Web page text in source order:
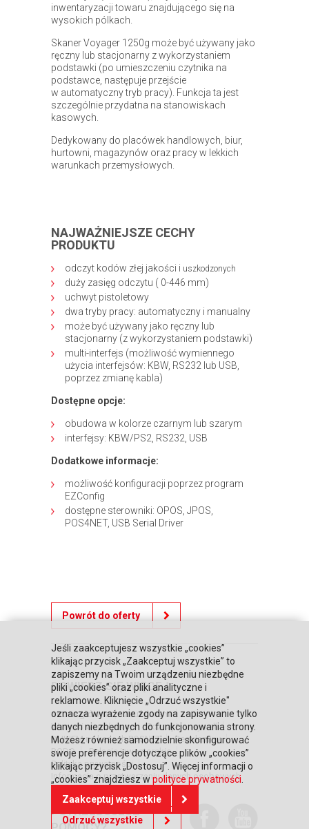
inwentaryzacji towaru znajdującego się na
wysokich pólkach.
Skaner Voyager 1250g może być używany jako
ręczny lub stacjonarny z wykorzystaniem
podstawki (po umieszczeniu czytnika na
podstawce, następuje przejście
w automatyczny tryb pracy). Funkcja ta jest
szczególnie przydatna na stanowiskach
kasowych.
Dedykowany do placówek handlowych, biur,
hurtowni, magazynów oraz pracy w lekkich
warunkach przemysłowych.
NAJWAŻNIEJSZE CECHY
PRODUKTU
odczyt kodów złej jakości i uszkodzonych
duży zasięg odczytu ( 0-446 mm)
uchwyt pistoletowy
dwa tryby pracy: automatyczny i manualny
może być używany jako ręczny lub
stacjonarny (z wykorzystaniem podstawki)
multi-interfejs (możliwość wymiennego
użycia interfejsów: KBW, RS232 lub USB,
poprzez zmianę kabla)
Dostępne opcje:
obudowa w kolorze czarnym lub szarym
interfejsy: KBW/PS2, RS232, USB
Dodatkowe informacje:
możliwość konfiguracji poprzez program
EZConfig
dostępne sterowniki: OPOS, JPOS,
POS4NET, USB Serial Driver
Powrót do oferty
DOWIEDZ SIĘ WIĘCEJ
Strona główna
Zaufali nam
Warunki współpracy
Poznaj Honeywell
BLIKIEM na kasach POSNET
Regulaminy
RODO
Relacje inwestorskie
Polityka prywatności
Informacja o przetwarzaniu danych osobowych
POTRZEBUJESZ
Jeśli zaakceptujesz wszystkie „cookies”
klikając przycisk „Zaakceptuj wszystkie” to
zapiszemy na Twoim urządzeniu niezbędne
pliki „cookies” oraz pliki analityczne i
reklamowe. Kliknięcie „Odrzuć wszystkie"
oznacza wyrażenie zgody na zapisywanie tylko
danych niezbędnych do funkcjonowania strony.
Możesz również samodzielnie skonfigurować
swoje preferencje dotyczące plików „cookies”
klikając przycisk „Dostosuj”. Więcej informacji o
„cookies” znajdziesz w polityce prywatności
Zaakceptuj wszystkie
Odrzuć wszystkie